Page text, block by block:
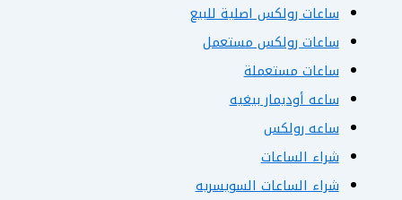
ساعات رولكس اصلية للبيع
ساعات رولكس مستعمل
ساعات مستعملة
ساعه أوديمار بيغيه
ساعه رولكس
شراء الساعات
شراء الساعات السويسريه